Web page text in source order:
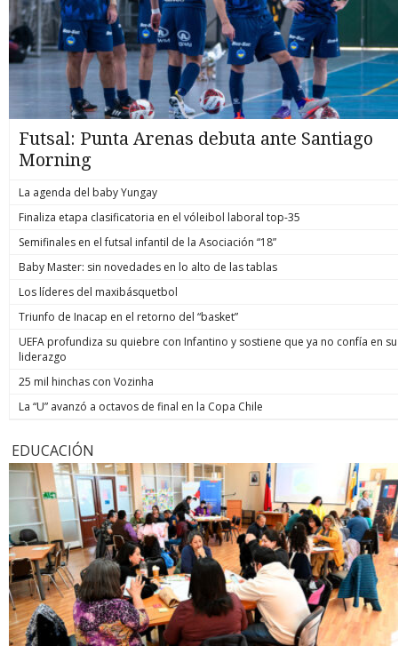
Futsal: Punta Arenas debuta ante Santiago
Morning
La agenda del baby Yungay
Finaliza etapa clasificatoria en el vóleibol laboral top-35
Semifinales en el futsal infantil de la Asociación “18”
Baby Master: sin novedades en lo alto de las tablas
Los líderes del maxibásquetbol
Triunfo de Inacap en el retorno del “basket”
UEFA profundiza su quiebre con Infantino y sostiene que ya no confía en su
liderazgo
25 mil hinchas con Vozinha
La “U” avanzó a octavos de final en la Copa Chile
EDUCACIÓN